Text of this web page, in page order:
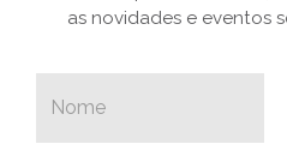
as novidades e eventos